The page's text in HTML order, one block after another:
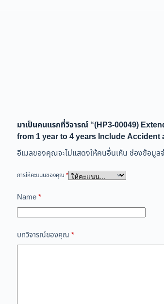
มาเป็นคนแรกที่วิจารณ์ “(HP3-00049)
from 1 year to 4 years Include Accident
อีเมลของคุณจะไม่แสดงให้คนอื่นเห็น ช่องข้อมูล
การให้คะแนนของคุณ *
Name*
บทวิจารณ์ของคุณ *